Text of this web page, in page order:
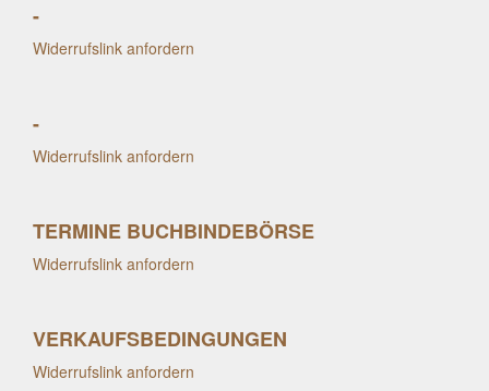
-
Widerrufslink anfordern
-
Widerrufslink anfordern
TERMINE BUCHBINDEBÖRSE
Widerrufslink anfordern
VERKAUFSBEDINGUNGEN
Widerrufslink anfordern